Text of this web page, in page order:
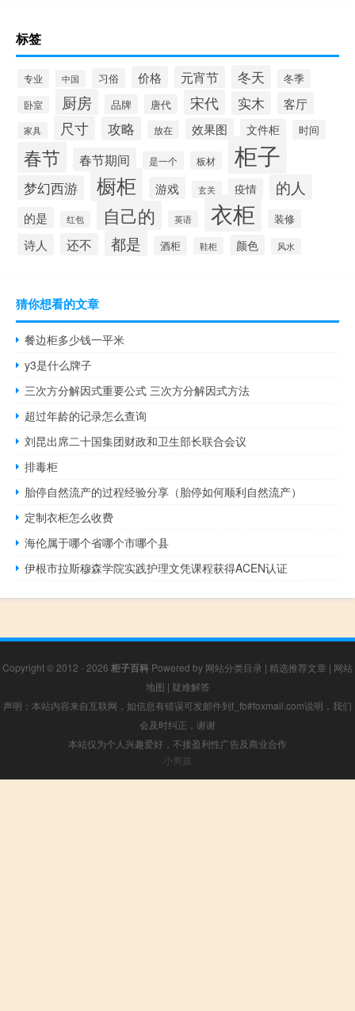
标签
专业 中国 习俗 价格 元宵节 冬天 冬季
卧室 厨房 品牌 唐代 宋代 实木 客厅
家具 尺寸 攻略 放在 效果图 文件柜 时间
春节 春节期间 是一个 板材 柜子
梦幻西游 橱柜 游戏 玄关 疫情 的人
的是 红包 自己的 英语 衣柜 装修
诗人 还不 都是 酒柜 鞋柜 颜色 风水
猜你想看的文章
餐边柜多少钱一平米
y3是什么牌子
三次方分解因式重要公式 三次方分解因式方法
超过年龄的记录怎么查询
刘昆出席二十国集团财政和卫生部长联合会议
排毒柜
胎停自然流产的过程经验分享（胎停如何顺利自然流产）
定制衣柜怎么收费
海伦属于哪个省哪个市哪个县
伊根市拉斯穆森学院实践护理文凭课程获得ACEN认证
Copyright © 2012 - 2026 柜子百科 Powered by 网站分类目录 | 精选推荐文章 | 网站
地图 | 疑难解答
声明：本站内容来自互联网，如信息有错误可发邮件到f_fb#foxmail.com说明，我们
会及时纠正，谢谢
本站仅为个人兴趣爱好，不接盈利性广告及商业合作
小男孩